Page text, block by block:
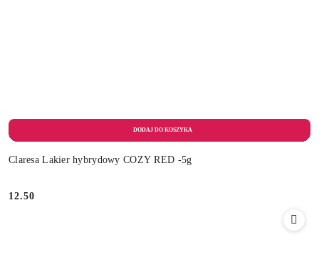
Claresa Lakier hybrydowy COZY RED -5g
Cena:
12.50